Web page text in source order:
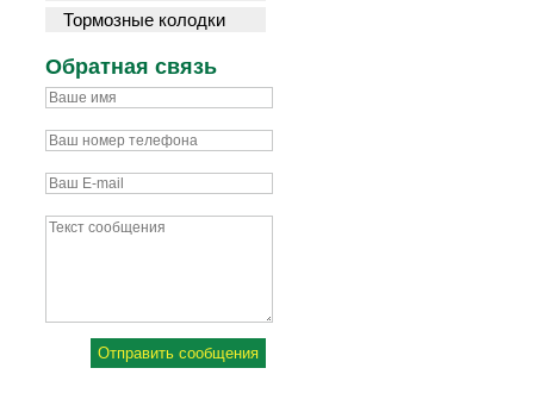
Тормозные колодки
Обратная связь